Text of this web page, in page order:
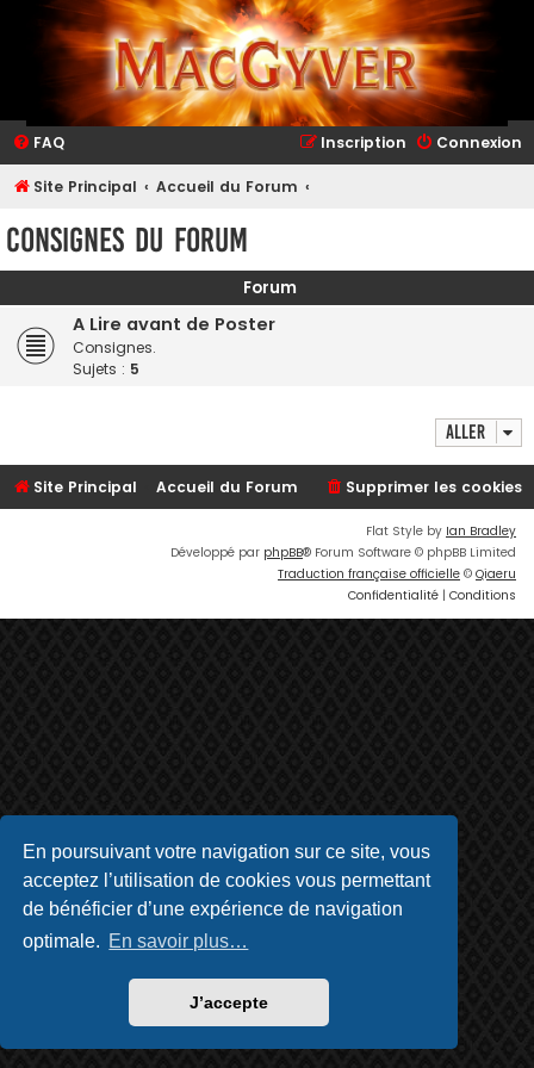
En poursuivant votre navigation sur ce site, vous
acceptez l’utilisation de cookies vous permettant
de bénéficier d’une expérience de navigation
optimale. En savoir plus…
J’accepte
FAQ Connexion
Inscription
Site Principal Accueil du Forum
Consignes du Forum
Forum
A Lire avant de Poster
Consignes.
Sujets : 5
Aller
Site Principal Accueil du Forum Supprimer les cookies
Flat Style by Ian Bradley
Développé par phpBB® Forum Software © phpBB Limited
Traduction française officielle © Qiaeru
Confidentialité | Conditions